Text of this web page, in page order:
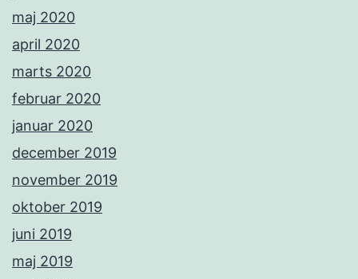
maj 2020
april 2020
marts 2020
februar 2020
januar 2020
december 2019
november 2019
oktober 2019
juni 2019
maj 2019